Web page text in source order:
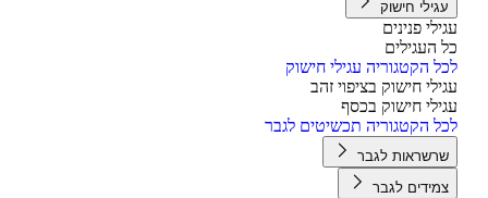
עגילי חישוק
פנינים
העגילים
הקטגוריה עגילי חישוק
חישוק בציפוי זהב
חישוק בכסף
הקטגוריה תכשיטים לגבר
שרשראות לגבר
צמידים לגבר